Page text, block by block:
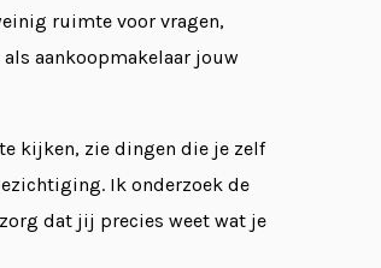
ruimte voor vragen,
aankoopmakelaar jouw
kijken, zie dingen die je zelf
Ik onderzoek de
dat jij precies weet wat je